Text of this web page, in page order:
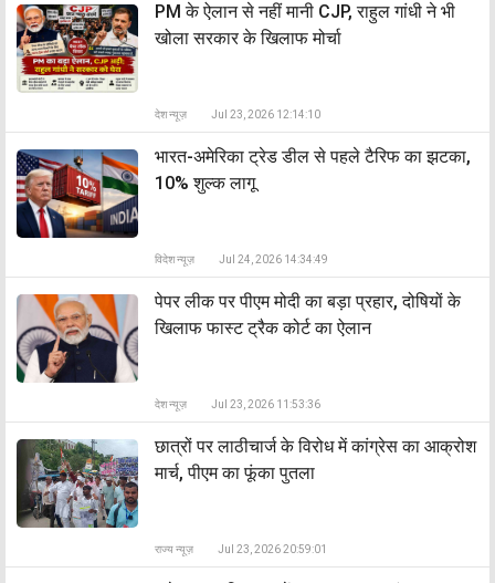
PM के ऐलान से नहीं मानी CJP, राहुल गांधी ने भी
खोला सरकार के खिलाफ मोर्चा
देश न्यूज़ Jul 23, 2026 12:14:10
भारत-अमेरिका ट्रेड डील से पहले टैरिफ का झटका,
10% शुल्क लागू
विदेश न्यूज़ Jul 24, 2026 14:34:49
पेपर लीक पर पीएम मोदी का बड़ा प्रहार, दोषियों के
खिलाफ फास्ट ट्रैक कोर्ट का ऐलान
देश न्यूज़ Jul 23, 2026 11:53:36
छात्रों पर लाठीचार्ज के विरोध में कांग्रेस का आक्रोश
मार्च, पीएम का फूंका पुतला
राज्य न्यूज़ Jul 23, 2026 20:59:01